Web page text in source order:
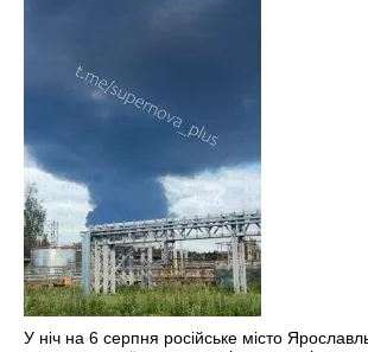
У ніч на 6 серпня російське місто